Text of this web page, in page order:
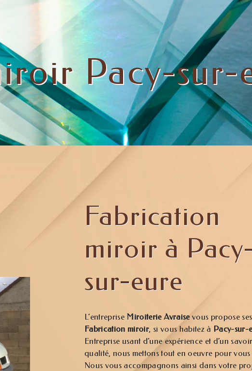
Pacy-sur-
Fabrication
miroir à
sur-eure
L’entreprise Miroiterie Avraisevous propose
Fabrication miroir, si vous habitez à Pacy-sur-
Entreprise usant d’une expérience et d’un
qualité, nous mettons tout en oeuvre pour vous
Nous vous accompagnons ainsi dans votre